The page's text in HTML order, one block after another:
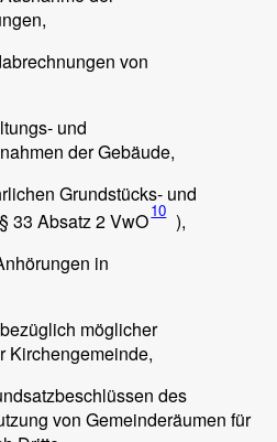
von
und
der Gebäude,
Grundstücks- und
33 Absatz 2 VwO10 ),
in
möglicher
Kirchengemeinde,
des
von Gemeinderäumen für